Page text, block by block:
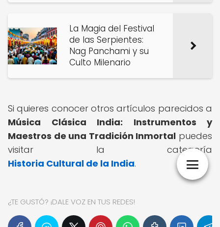
La Magia del Festival
de las Serpientes:
Nag Panchami y su
Culto Milenario
Si quieres conocer otros artículos parecidos a
Música Clásica India: Instrumentos y
Maestros de una Tradición Inmortal puedes
visitar la categoría
Historia Cultural de la India.
¿TE GUSTÓ? ¡DALE VOZ EN TUS REDES!